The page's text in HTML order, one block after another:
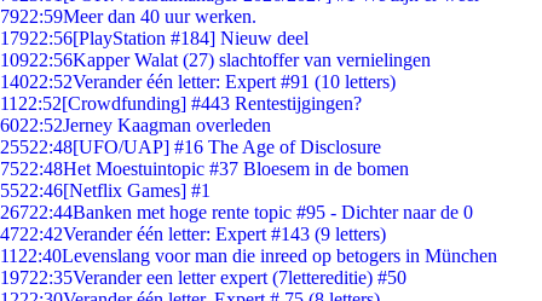
7922:59Meer dan 40 uur werken.
17922:56[PlayStation #184] Nieuw deel
10922:56Kapper Walat (27) slachtoffer van vernielingen
14022:52Verander één letter: Expert #91 (10 letters)
11 22:52[Crowdfunding] #443 Rentestijgingen?
6022:52Jerney Kaagman overleden
25522:48[UFO/UAP] #16 The Age of Disclosure
7522:48Het Moestuintopic #37 Bloesem in de bomen
5522:46[Netflix Games] #1
26722:44Banken met hoge rente topic #95 - Dichter naar de 0
4722:42Verander één letter: Expert #143 (9 letters)
11 22:40Levenslang voor man die inreed op betogers in München
19722:35Verander een letter expert (7lettereditie) #50